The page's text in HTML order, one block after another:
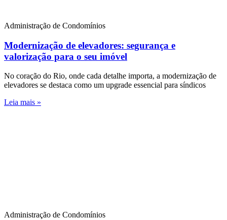
Administração de Condomínios
Modernização de elevadores: segurança e
valorização para o seu imóvel
No coração do Rio, onde cada detalhe importa, a modernização de
elevadores se destaca como um upgrade essencial para síndicos
Leia mais »
Administração de Condomínios